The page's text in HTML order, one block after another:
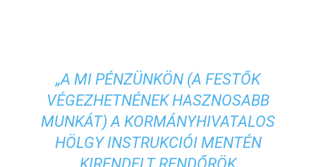
„A MI PÉNZÜNKÖN (A FESTŐK
VÉGEZHETNÉNEK HASZNOSABB
MUNKÁT) A KORMÁNYHIVATALOS
HÖLGY INSTRUKCIÓI MENTÉN